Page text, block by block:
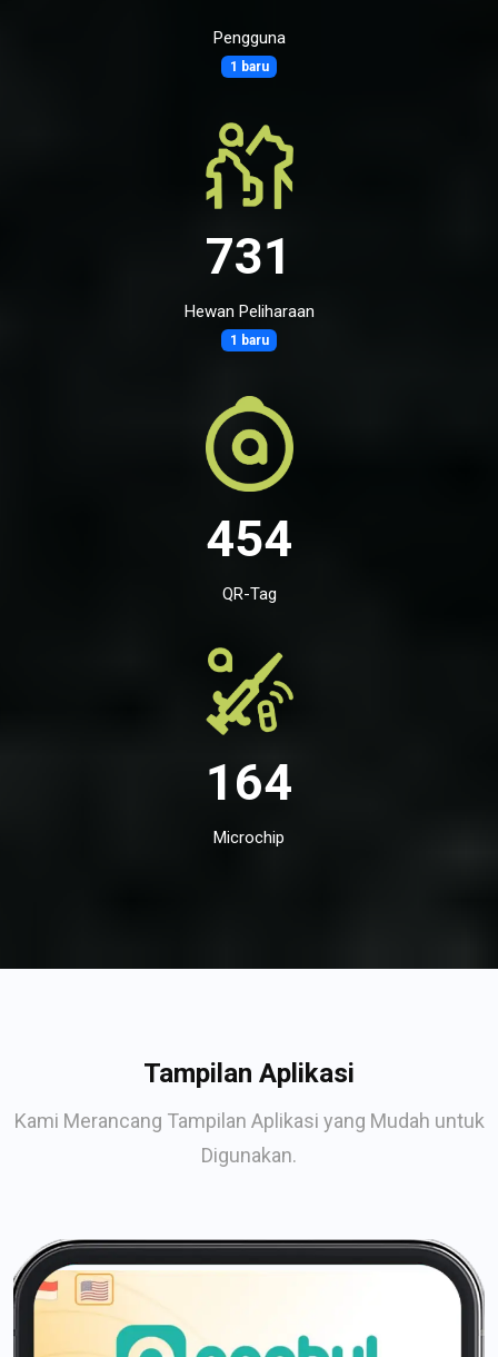
Pengguna
1 baru
731
Hewan Peliharaan
1 baru
454
QR-Tag
164
Microchip
Tampilan Aplikasi
Kami Merancang Tampilan Aplikasi yang Mudah untuk
Digunakan.